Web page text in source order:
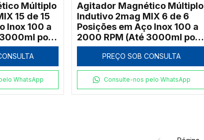
Múltiplo
15 de 15
Inox 100 a
por
WhatsApp
Agitador Magnético Múltiplo
Indutivo 2mag MIX 6 de 6
Posições em Aço Inox 100 a
2000 RPM (Até 3000ml por
Ponto)
PREÇO SOB CONSULTA
Consulte-nos pelo WhatsApp